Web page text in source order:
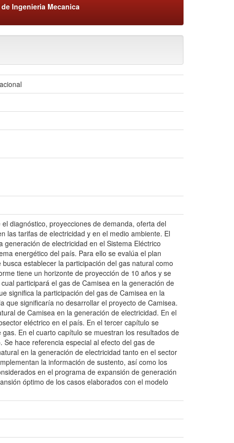
Ingenieria Mecanica
diagnóstico, proyecciones de demanda, oferta del
las tarifas de electricidad y en el medio ambiente. El
de electricidad en el Sistema Eléctrico
energético del país. Para ello se evalúa el plan
establecer la participación del gas natural como
tiene un horizonte de proyección de 10 años y se
participará el gas de Camisea en la generación de
significa la participación del gas de Camisea en la
que significaría no desarrollar el proyecto de Camisea.
de Camisea en la generación de electricidad. En el
eléctrico en el país. En el tercer capítulo se
En el cuarto capítulo se muestran los resultados de
hace referencia especial al efecto del gas de
en la generación de electricidad tanto en el sector
la información de sustento, así como los
en el programa de expansión de generación
óptimo de los casos elaborados con el modelo